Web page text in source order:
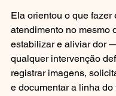
Ela orientou o que fazer
atendimento no mesmo
estabilizar e aliviar dor
qualquer intervenção
registrar imagens,
e documentar a linha do